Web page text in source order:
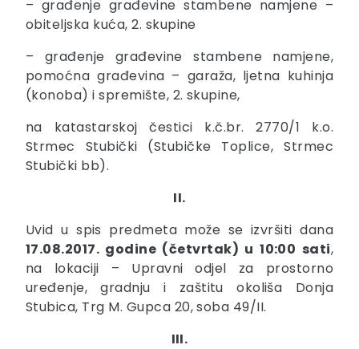
– građenje građevine stambene namjene –
obiteljska kuća, 2. skupine
– građenje građevine stambene namjene,
pomoćna građevina – garaža, ljetna kuhinja
(konoba) i spremište, 2. skupine,
na katastarskoj čestici k.č.br. 2770/1 k.o.
Strmec Stubički (Stubičke Toplice, Strmec
Stubički bb).
II.
Uvid u spis predmeta može se izvršiti dana
17.08.2017. godine (četvrtak) u 10:00 sati,
na lokaciji – Upravni odjel za prostorno
uređenje, gradnju i zaštitu okoliša Donja
Stubica, Trg M. Gupca 20, soba 49/II.
III.